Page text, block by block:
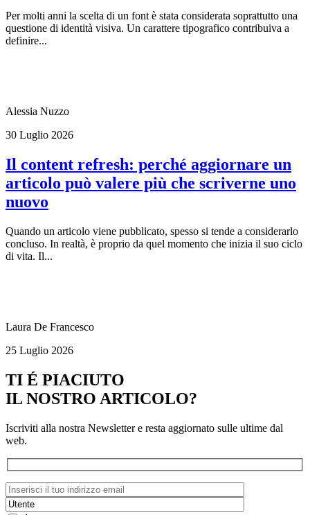
Per molti anni la scelta di un font è stata considerata soprattutto una
questione di identità visiva. Un carattere tipografico contribuiva a
definire...
Alessia Nuzzo
30 Luglio 2026
Il content refresh: perché aggiornare un
articolo può valere più che scriverne uno
nuovo
Quando un articolo viene pubblicato, spesso si tende a considerarlo
concluso. In realtà, è proprio da quel momento che inizia il suo ciclo
di vita. Il...
Laura De Francesco
25 Luglio 2026
TI É PIACIUTO
IL NOSTRO ARTICOLO?
Iscriviti alla nostra Newsletter e resta aggiornato sulle ultime dal
web.